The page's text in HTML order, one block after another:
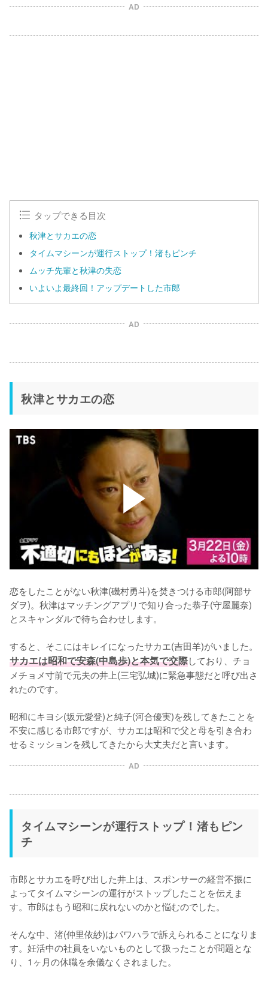
AD
タップできる目次
秋津とサカエの恋
タイムマシーンが運行ストップ！渚もピンチ
ムッチ先輩と秋津の失恋
いよいよ最終回！アップデートした市郎
AD
秋津とサカエの恋
恋をしたことがない秋津(磯村勇斗)を焚きつける市郎(阿部サ
ダヲ)。秋津はマッチングアプリで知り合った恭子(守屋麗奈)
とスキャンダルで待ち合わせします。
すると、そこにはキレイになったサカエ(吉田羊)がいました。
サカエは昭和で安森(中島歩)と本気で交際しており、チョ
メチョメ寸前で元夫の井上(三宅弘城)に緊急事態だと呼び出さ
れたのです。
昭和にキヨシ(坂元愛登)と純子(河合優実)を残してきたことを
不安に感じる市郎ですが、サカエは昭和で父と母を引き合わ
せるミッションを残してきたから大丈夫だと言います。
AD
タイムマシーンが運行ストップ！渚もピン
チ
市郎とサカエを呼び出した井上は、スポンサーの経営不振に
よってタイムマシーンの運行がストップしたことを伝えま
す。市郎はもう昭和に戻れないのかと悩むのでした。
そんな中、渚(仲里依紗)はパワハラで訴えられることになりま
す。妊活中の社員をいないものとして扱ったことが問題とな
り、1ヶ月の休職を余儀なくされました。